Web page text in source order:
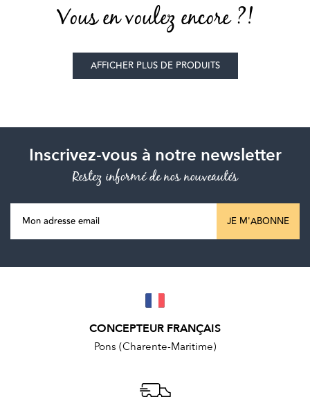
Vous en voulez encore ?!
AFFICHER PLUS DE PRODUITS
Inscrivez-vous à notre newsletter
Restez informé de nos nouveautés
JE M'ABONNE
CONCEPTEUR FRANÇAIS
Pons (Charente-Maritime)